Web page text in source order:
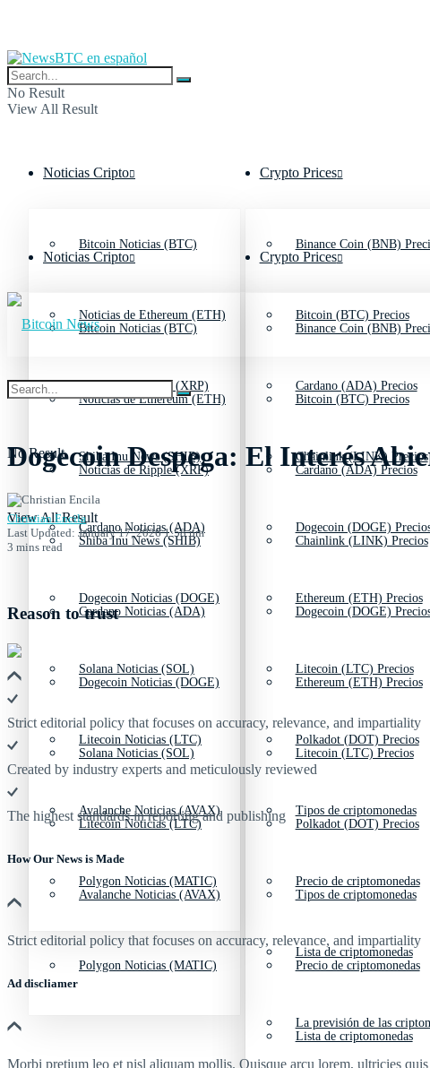
No Result
View All Result
Noticias Cripto
Bitcoin Noticias (BTC)
Noticias de Ethereum (ETH)
Noticias de Ripple (XRP)
Shiba Inu News (SHIB)
Cardano Noticias (ADA)
Dogecoin Noticias (DOGE)
Solana Noticias (SOL)
Litecoin Noticias (LTC)
Avalanche Noticias (AVAX)
Polygon Noticias (MATIC)
Crypto Prices
Binance Coin (BNB)
Bitcoin (BTC) Precios
Cardano (ADA) Precios
Chainlink (LINK) Precios
Dogecoin (DOGE)
Ethereum (ETH) Precios
Litecoin (LTC) Precios
Polkadot (DOT) Precios
Tipos de criptomonedas
Precio de criptomonedas
Lista de criptomonedas
La previsión de las
Noticias Cripto
Bitcoin Noticias (BTC)
Noticias de Ethereum (ETH)
Noticias de Ripple (XRP)
Shiba Inu News (SHIB)
Cardano Noticias (ADA)
Dogecoin Noticias (DOGE)
Solana Noticias (SOL)
Litecoin Noticias (LTC)
Avalanche Noticias (AVAX)
Polygon Noticias (MATIC)
Crypto Prices
Binance Coin (BNB)
Bitcoin (BTC) Precios
Cardano (ADA) Precios
Chainlink (LINK) Precios
Dogecoin (DOGE)
Ethereum (ETH) Precios
Litecoin (LTC) Precios
Polkadot (DOT) Precios
Tipos de criptomonedas
Precio de criptomonedas
Lista de criptomonedas
No Result
View All Result
Dogecoin Despega: El Interés
Christian Encila
Last Updated: January 17, 2026 1:58 pm
3 mins read
Reason to trust
Strict editorial policy that focuses on accuracy, relevance, and impartiality
Created by industry experts and meticulously reviewed
The highest standards in reporting and publishing
How Our News is Made
Strict editorial policy that focuses on accuracy, relevance, and impartiality
Ad discliamer
Morbi pretium leo et nisl aliquam mollis. Quisque arcu lorem, ultricies